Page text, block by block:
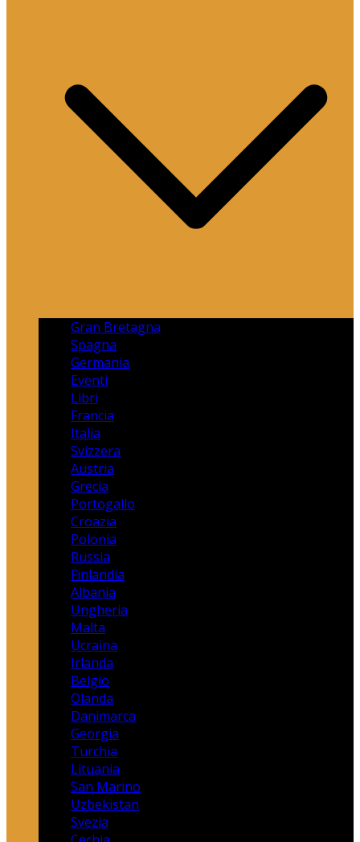
Gran Bretagna
Spagna
Germania
Eventi
Libri
Francia
Italia
Svizzera
Austria
Grecia
Portogallo
Croazia
Polonia
Russia
Finlandia
Albania
Ungheria
Malta
Ucraina
Irlanda
Belgio
Olanda
Danimarca
Georgia
Turchia
Lituania
San Marino
Uzbekistan
Svezia